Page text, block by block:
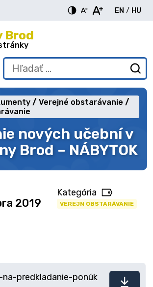
Brod
EN
English
/ HU
Hľadať:
nových učební v
Brod – NÁBYTOK
Verejné obstarávanie
2019
Kategória
VEREJN OBSTARÁVANIE
predkladanie-ponúk